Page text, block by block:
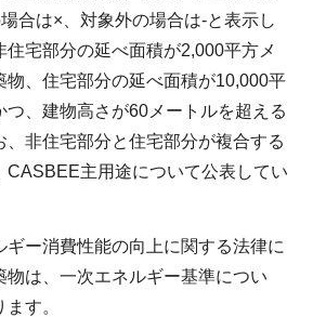
合は×、対象外の場合は-と表示し
住宅部分の延べ面積が2,000平方メ
物、住宅部分の延べ面積が10,000平
つ、建物高さが60メートルを超える
、非住宅部分と住宅部分が複合する
CASBEE主用途について公表してい
ー消費性能の向上に関する法律に
物は、一次エネルギー基準につい
す。